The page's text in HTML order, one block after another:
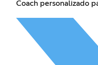
Coach personalizado